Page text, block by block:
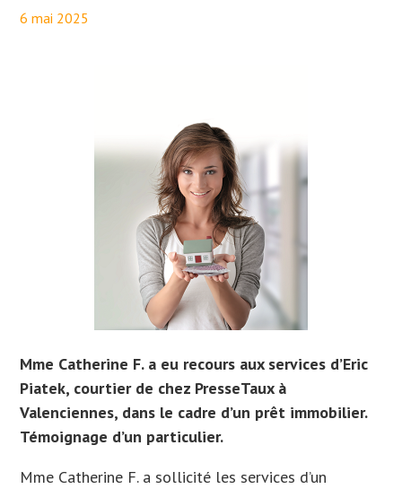
6 mai 2025
Mme Catherine F. a eu recours aux services d’Eric
Piatek, courtier de chez PresseTaux à
Valenciennes, dans le cadre d’un prêt immobilier.
Témoignage d’un particulier.
Mme Catherine F. a sollicité les services d’un